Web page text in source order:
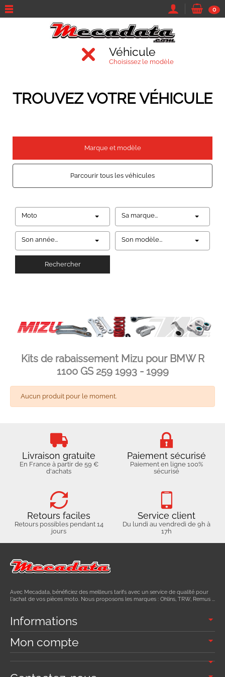
0
Véhicule
Choisissez le modèle
TROUVEZ VOTRE VÉHICULE
Marque et modèle
Parcourir tous les véhicules
Moto Sa marque...
Son année... Son modèle...
Rechercher
Kits de rabaissement Mizu pour BMW R
1100 GS 259 1993 - 1999
Aucun produit pour le moment.
Livraison gratuite
En France à partir de 59 €
d'achats
Paiement sécurisé
Paiement en ligne 100%
sécurisé
Retours faciles
Retours possibles pendant 14
jours
Service client
Du lundi au vendredi de 9h à
17h
Avec Mecadata, bénéficiez des meilleurs tarifs avec un service de qualité pour
l'achat de vos pièces moto. Nous proposons les marques : Ohlins, TRW, Remus ...
Informations
Mon compte